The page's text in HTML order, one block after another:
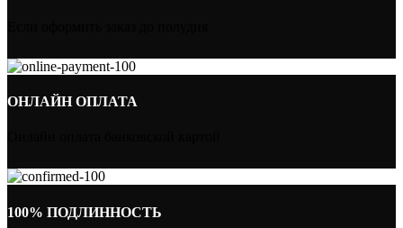
ОНЛАЙН ОПЛАТА
100% ПОДЛИННОСТЬ